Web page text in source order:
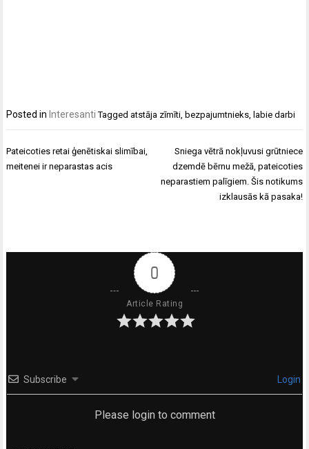
Posted in Interesanti Taggedatstāja zīmīti, bezpajumtnieks, labie darbi
Ziņu
izvēlne
Pateicoties retai ģenētiskai slimībai,
meitenei ir neparastas acis
Sniega vētrā nokļuvusi grūtniece
dzemdē bērnu mežā, pateicoties
neparastiem palīgiem. Šis notikums
izklausās kā pasaka!
0
Article Rating
Subscribe Login
Please login to comment